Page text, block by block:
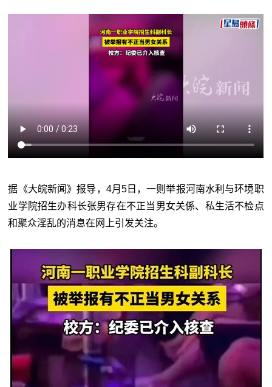
据《大皖新闻》报导，4月5日，一则举报河南水利与环境职
业学院招生办科长张男存在不正当男女关係、私生活不检点
和聚众淫乱的消息在网上引发关注。